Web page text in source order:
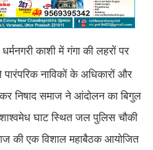
धर्मनगरी काशी में गंगा की लहरों पर
नाविकों के अधिकारों और
निषाद समाज ने आंदोलन का बिगुल
घाट स्थित जल पुलिस चौकी
की एक विशाल महाबैठक आयोजित